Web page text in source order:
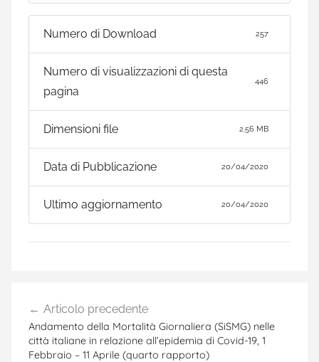
Numero di Download 257
Numero di visualizzazioni di questa
pagina
446
Dimensioni file 2.56 MB
Data di Pubblicazione 20/04/2020
Ultimo aggiornamento 20/04/2020
articoli
Articolo precedente
Andamento della Mortalità Giornaliera (SiSMG) nelle
città italiane in relazione all’epidemia di Covid-19, 1
Febbraio – 11 Aprile (quarto rapporto)